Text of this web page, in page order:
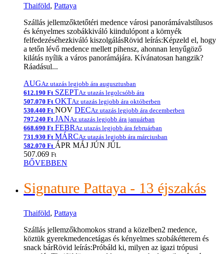
Thaiföld, Pattaya
Szállás jellemzőktetőtéri medence városi panorámávalstílusos
és kényelmes szobákkiváló kiindulópont a környék
felfedezéséhezkiváló kiszolgálásRövid leírás:Képzeld el, hogy
a tetőn lévő medence mellett pihensz, ahonnan lenyűgöző
kilátás nyílik a város panorámájára. Kívánatosan hangzik?
Ráadásul...
AUGAz utazás legjobb ára augusztusban
612.190 Ft SZEPTAz utazás legolcsóbb ára
507.070 Ft OKTAz utazás legjobb ára októberben
530.440 Ft NOV DECAz utazás legjobb ára decemberben
797.240 Ft JANAz utazás legjobb ára januárban
668.690 Ft FEBR Az utazás legjobb ára februárban
731.930 Ft MÁRCAz utazás legjobb ára márciusban
582.070 Ft ÁPR MÁJ JÚN JÚL
507.069 Ft
BŐVEBBEN
Signature Pattaya - 13 éjszakás
Thaiföld, Pattaya
Szállás jellemzőkhomokos strand a közelben2 medence,
köztük gyerekmedencetágas és kényelmes szobákétterem és
snack bárRövid leírás:Próbáld ki, milyen az igazi trópusi